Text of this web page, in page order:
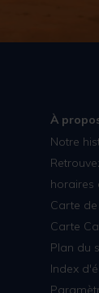
À
Notre
horaires
Carte
Carte
Plan du
Index